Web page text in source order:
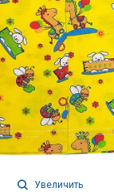
Увеличить